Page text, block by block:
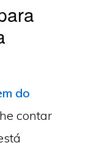
do
contar